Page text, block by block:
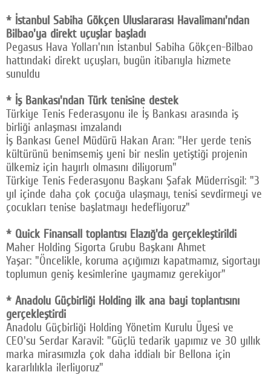
* İstanbul Sabiha Gökçen Uluslararası Havalimanı'ndan
Bilbao'ya direkt uçuşlar başladı
Pegasus Hava Yolları'nın İstanbul Sabiha Gökçen-Bilbao
hattındaki direkt uçuşları, bugün itibarıyla hizmete
sunuldu
* İş Bankası'ndan Türk tenisine destek
Türkiye Tenis Federasyonu ile İş Bankası arasında iş
birliği anlaşması imzalandı
İş Bankası Genel Müdürü Hakan Aran: "Her yerde tenis
kültürünü benimsemiş yeni bir neslin yetiştiği projenin
ülkemiz için hayırlı olmasını diliyorum"
Türkiye Tenis Federasyonu Başkanı Şafak Müderrisgil: "3
yıl içinde daha çok çocuğa ulaşmayı, tenisi sevdirmeyi ve
çocukları tenise başlatmayı hedefliyoruz"
* Quick Finansall toplantısı Elazığ'da gerçekleştirildi
Maher Holding Sigorta Grubu Başkanı Ahmet
Yaşar: "Öncelikle, koruma açığımızı kapatmamız, sigortayı
toplumun geniş kesimlerine yaymamız gerekiyor"
* Anadolu Güçbirliği Holding ilk ana bayi toplantısını
gerçekleştirdi
Anadolu Güçbirliği Holding Yönetim Kurulu Üyesi ve
CEO'su Serdar Karavil: "Güçlü tedarik yapımız ve 30 yıllık
marka mirasımızla çok daha iddialı bir Bellona için
kararlılıkla ilerliyoruz"